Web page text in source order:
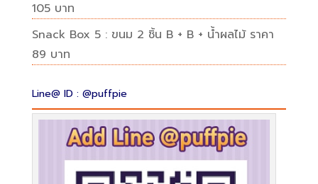
105 บาท
Snack Box 5 : ขนม 2 ชิ้น B + B + น้ำผลไม้ ราคา
89 บาท
Line@ ID : @puffpie